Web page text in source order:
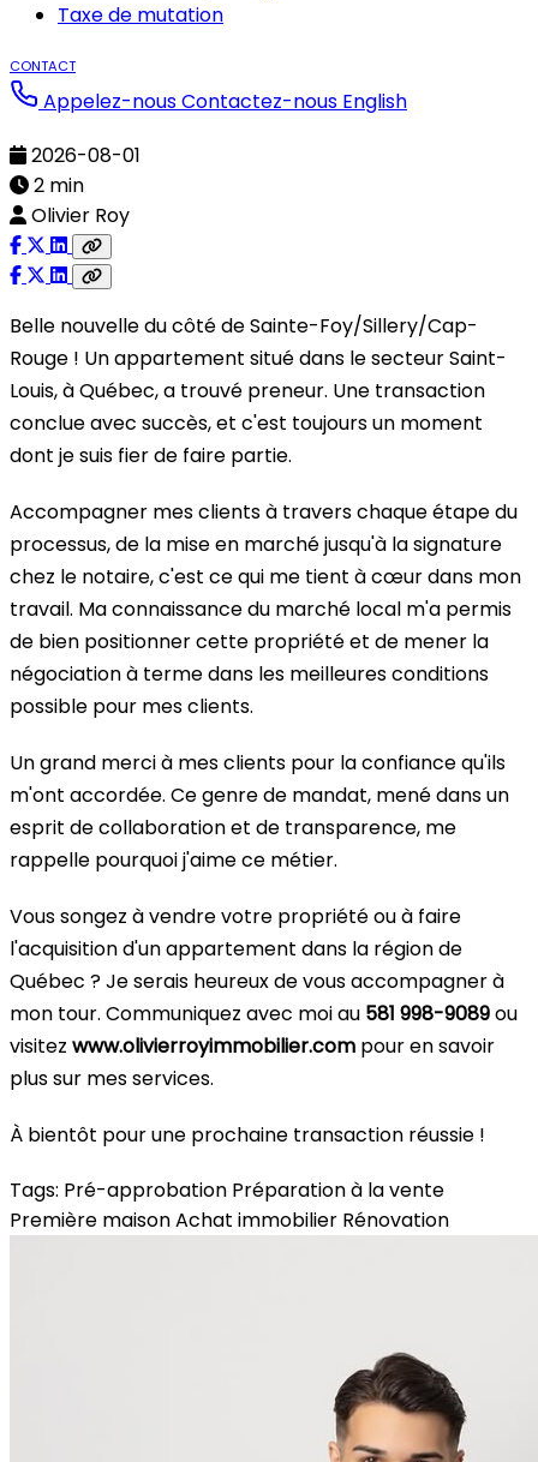
Taxe de mutation
CONTACT
Appelez-nousContactez-nous English
2026-08-01
2 min
Olivier Roy
Belle nouvelle du côté de Sainte-Foy/Sillery/Cap-
Rouge ! Un appartement situé dans le secteur Saint-
Louis, à Québec, a trouvé preneur. Une transaction
conclue avec succès, et c'est toujours un moment
dont je suis fier de faire partie.
Accompagner mes clients à travers chaque étape du
processus, de la mise en marché jusqu'à la signature
chez le notaire, c'est ce qui me tient à cœur dans mon
travail. Ma connaissance du marché local m'a permis
de bien positionner cette propriété et de mener la
négociation à terme dans les meilleures conditions
possible pour mes clients.
Un grand merci à mes clients pour la confiance qu'ils
m'ont accordée. Ce genre de mandat, mené dans un
esprit de collaboration et de transparence, me
rappelle pourquoi j'aime ce métier.
Vous songez à vendre votre propriété ou à faire
l'acquisition d'un appartement dans la région de
Québec ? Je serais heureux de vous accompagner à
mon tour. Communiquez avec moi au 581 998-9089ou
visitez www.olivierroyimmobilier.com pour en savoir
plus sur mes services.
À bientôt pour une prochaine transaction réussie !
Tags: Pré-approbation Préparation à la vente
Première maisonAchat immobilier Rénovation